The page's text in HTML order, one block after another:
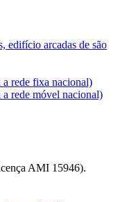
edifício arcadas de são
rede fixa nacional)
rede móvel nacional)
AMI 15946).